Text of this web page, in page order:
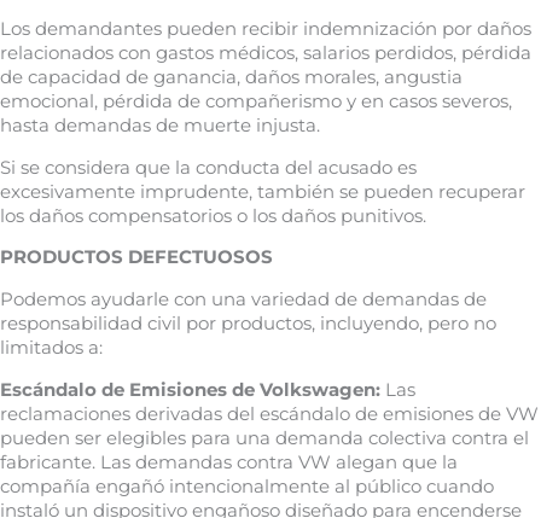
Los demandantes pueden recibir indemnización por daños
relacionados con gastos médicos, salarios perdidos, pérdida
de capacidad de ganancia, daños morales, angustia
emocional, pérdida de compañerismo y en casos severos,
hasta demandas de muerte injusta.
Si se considera que la conducta del acusado es
excesivamente imprudente, también se pueden recuperar
los daños compensatorios o los daños punitivos.
PRODUCTOS DEFECTUOSOS
Podemos ayudarle con una variedad de demandas de
responsabilidad civil por productos, incluyendo, pero no
limitados a:
Escándalo de Emisiones de Volkswagen: Las
reclamaciones derivadas del escándalo de emisiones de VW
pueden ser elegibles para una demanda colectiva contra el
fabricante. Las demandas contra VW alegan que la
compañía engañó intencionalmente al público cuando
instaló un dispositivo engañoso diseñado para encenderse